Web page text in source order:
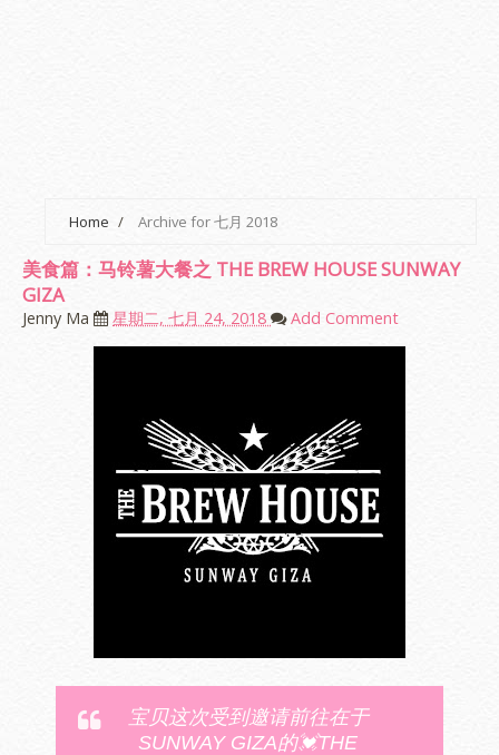
Home / Archive for 七月 2018
美食篇：马铃薯大餐之 THE BREW HOUSE SUNWAY
GIZA
Jenny Ma 星期二, 七月 24, 2018 Add Comment
宝贝这次受到邀请前往在于
SUNWAY GIZA的💓THE